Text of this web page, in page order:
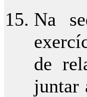
Na
de
juntar